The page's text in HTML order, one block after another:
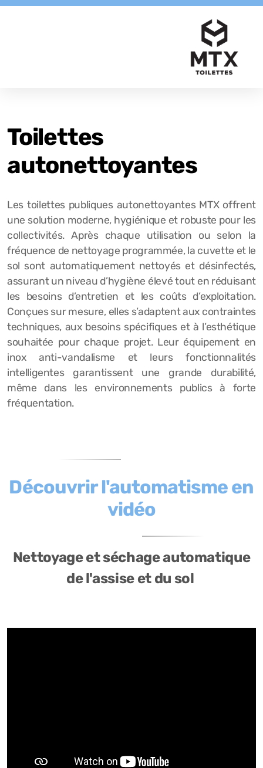
Toilettes
autonettoyantes
Les toilettes publiques autonettoyantes MTX offrent
une solution moderne, hygiénique et robuste pour les
collectivités. Après chaque utilisation ou selon la
fréquence de nettoyage programmée, la cuvette et le
sol sont automatiquement nettoyés et désinfectés,
assurant un niveau d’hygiène élevé tout en réduisant
les besoins d’entretien et les coûts d’exploitation.
Conçues sur mesure, elles s’adaptent aux contraintes
techniques, aux besoins spécifiques et à l’esthétique
souhaitée pour chaque projet. Leur équipement en
inox anti-vandalisme et leurs fonctionnalités
intelligentes garantissent une grande durabilité,
même dans les environnements publics à forte
fréquentation.
Découvrir l'automatisme en
vidéo
Nettoyage et séchage automatique
de l'assise et du sol